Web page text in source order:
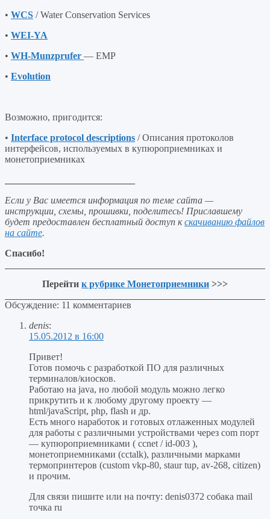
• WCS / Water Conservation Services
• WEI-YA
• WH-Munzprufer — EMP
• Evolution
Возможно, пригодится:
• Interface protocol descriptions / Описания протоколов
интерфейсов, используемых в купюроприемниках и
монетоприемниках
Если у Вас имеется информация по теме сайта —
инструкции, схемы, прошивки, поделитесь! Приславшему
будет предоставлен бесплатный доступ кскачиванию файлов
на сайте.
Спасибо!
Перейти к рубрике Монетоприемники >>>
Обсуждение: 11 комментариев
denis:
15.05.2012 в 16:00
Привет!
Готов помочь с разработкой ПО для различных
терминалов/киосков.
Работаю на java, но любой модуль можно легко
прикрутить и к любому другому проекту —
html/javaScript, php, flash и др.
Есть много наработок и готовых отлаженных модулей
для работы с различными устройствами через com порт
— купюроприемниками ( ccnet / id-003 ),
монетоприемниками (cctalk), различными марками
термопринтеров (custom vkp-80, staur tup, av-268, citizen)
и прочим.
Для связи пишите или на почту: denis0372 собака mail
точка ru